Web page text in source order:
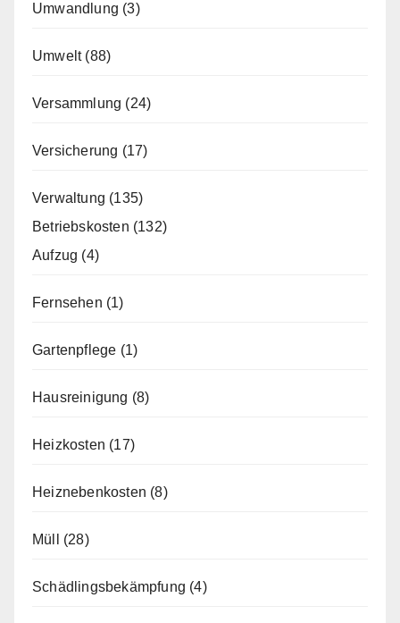
Umwandlung (3)
Umwelt(88)
Versammlung (24)
Versicherung (17)
Verwaltung (135)
Betriebskosten (132)
Aufzug (4)
Fernsehen (1)
Gartenpflege (1)
Hausreinigung (8)
Heizkosten (17)
Heiznebenkosten (8)
Müll (28)
Schädlingsbekämpfung (4)